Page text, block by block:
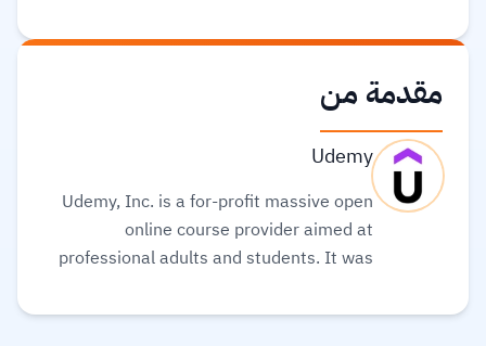
مقدمة من
Udemy
Udemy, Inc. is a for-profit massive open
online course provider aimed at
professional adults and students. It was
community and course catalog get bigger